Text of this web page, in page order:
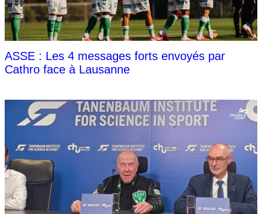
ASSE : Les 4 messages forts envoyés par
Cathro face à Lausanne